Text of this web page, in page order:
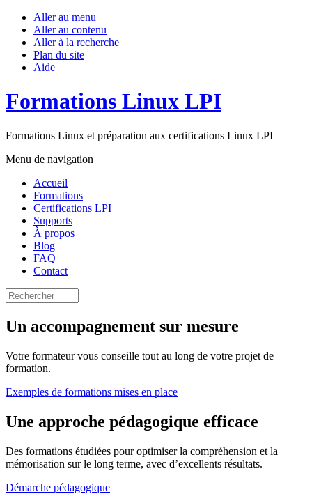
Aller au menu
Aller au contenu
Aller à la recherche
Plan du site
Aide
Formations Linux LPI
Formations Linux et préparation aux certifications Linux LPI
Menu de navigation
Accueil
Formations
Certifications LPI
Supports
À propos
Blog
FAQ
Contact
Un accompagnement sur mesure
Votre formateur vous conseille tout au long de votre projet de
formation.
Exemples de formations mises en place
Une approche pédagogique efficace
Des formations étudiées pour optimiser la compréhension et la
mémorisation sur le long terme, avec d’excellents résultats.
Démarche pédagogique